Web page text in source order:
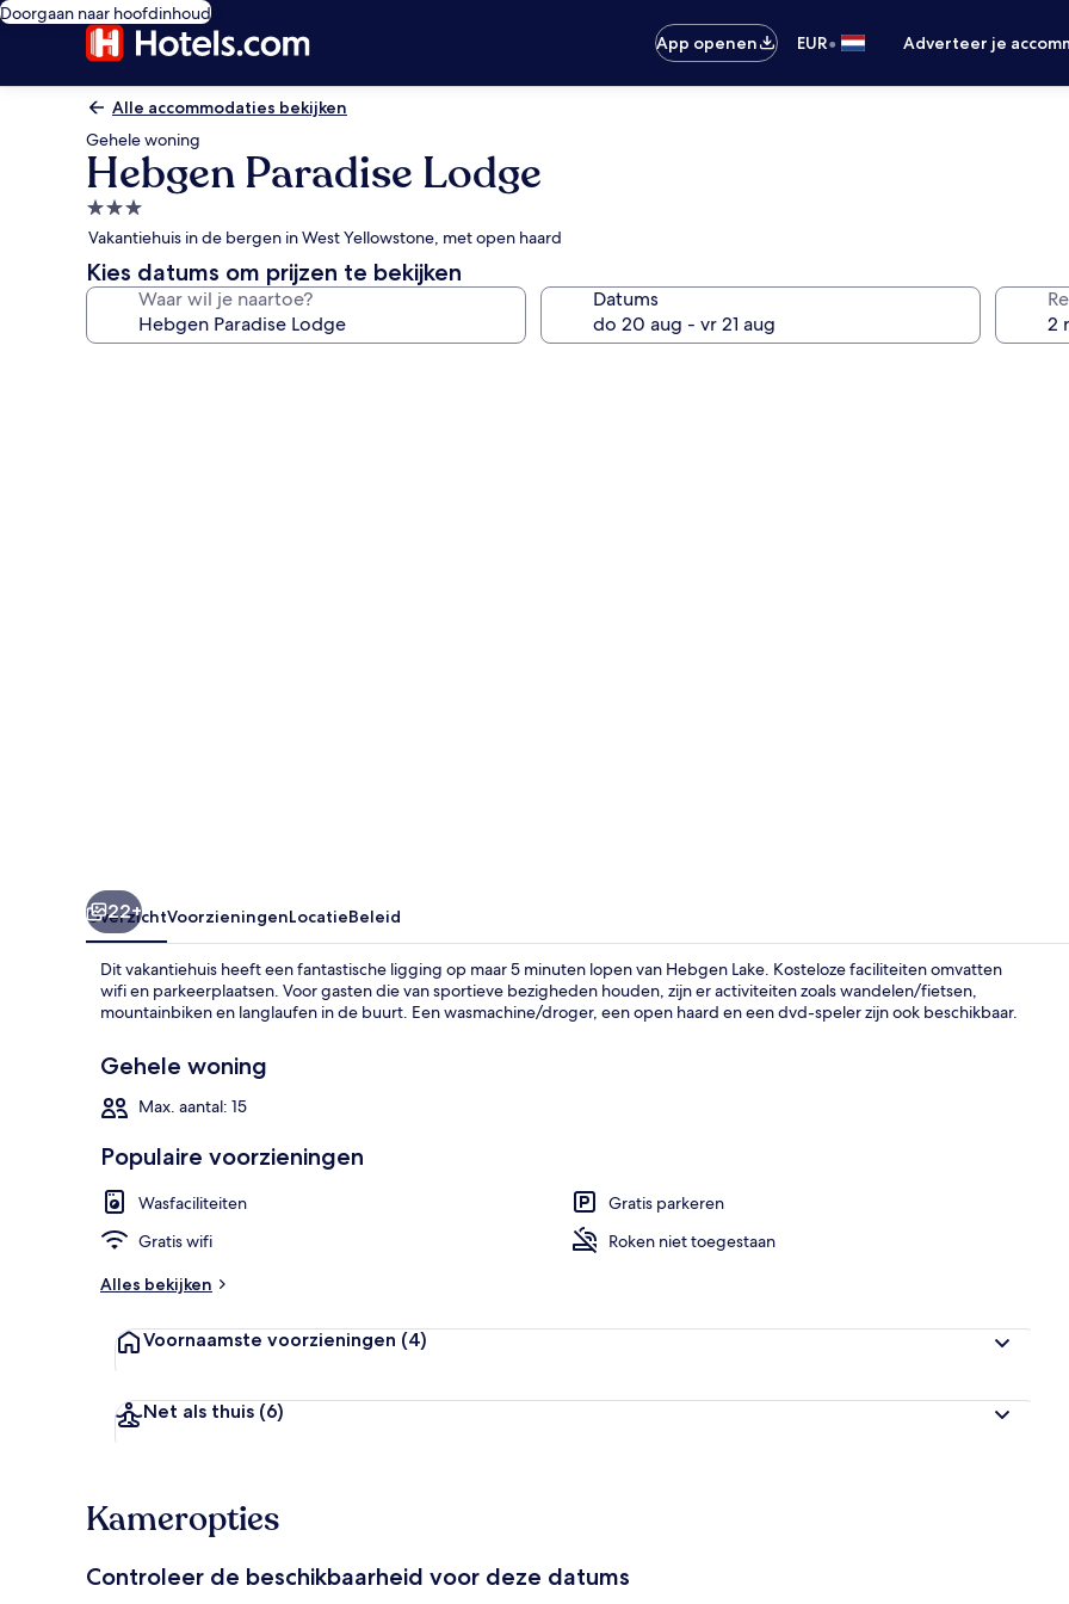
Doorgaan naar hoofdinhoud
App openen
EUR• Adverteer je
Alle accommodaties bekijken
Gehele woning
Hebgen Paradise Lodge
3.0-
sterrenaccommodatie
Vakantiehuis in de bergen in West Yellowstone, met open haard
Kies datums om prijzen te bekijken
Waar wil je naartoe? Datums
22+
OverzichtVoorzieningenLocatieBeleid
Dit vakantiehuis heeft een fantastische ligging op maar 5 minuten lopen van Hebgen Lake. Kosteloze faciliteiten omvatten
wifi en parkeerplaatsen. Voor gasten die van sportieve bezigheden houden, zijn er activiteiten zoals wandelen/fietsen,
mountainbiken en langlaufen in de buurt. Een wasmachine/droger, een open haard en een dvd-speler zijn ook beschikbaar.
Gehele woning
Max. aantal: 15
Populaire voorzieningen
Wasfaciliteiten
Gratis parkeren
Gratis wifi
Roken niet toegestaan
Alles bekijken
Voornaamste voorzieningen (4)
Net als thuis (6)
Kameropties
Controleer de beschikbaarheid voor deze datums